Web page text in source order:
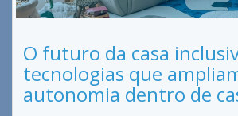
O futuro da casa
tecnologias que
autonomia dentro de